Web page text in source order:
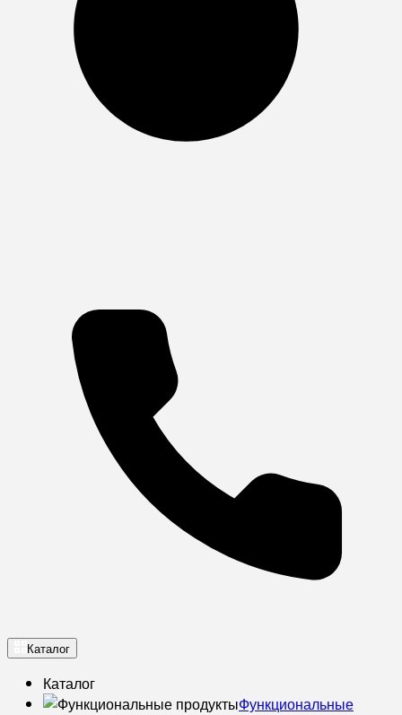
Каталог
Каталог
Функциональные